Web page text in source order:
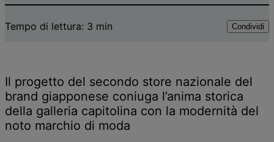
Tempo di lettura: 3 min Condividi
Il progetto del secondo store nazionale del
brand giapponese coniuga l’anima storica
della galleria capitolina con la modernità del
noto marchio di moda